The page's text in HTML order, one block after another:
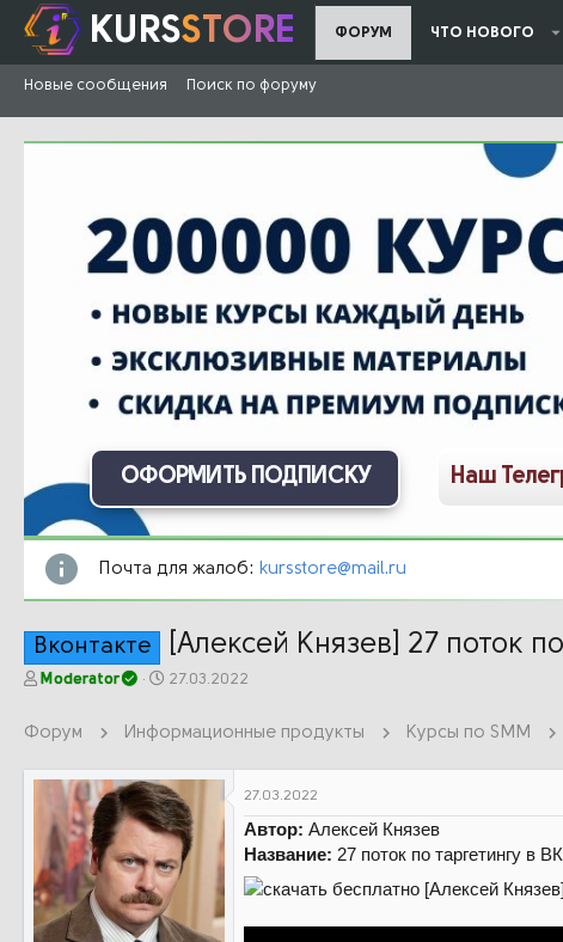
KURSSTORE ФОРУМ ЧТО НОВОГО
Новые сообщения Поиск по форуму
ОФОРМИТЬ ПОДПИСКУ Наш
Почта для жалоб: kursstore@mail.ru
Вконтакте [Алексей Князев] 27 поток
А
о
Moderator
Д
а
а
ч
а
а
27.03.2022
Форум Информационные продукты Курсы по SMM
27.03.2022
Автор: Алексей Князев
Название: 27 поток по таргетингу в